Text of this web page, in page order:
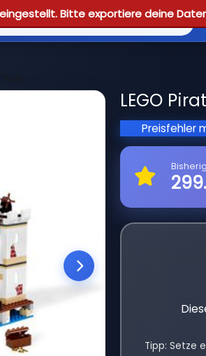
Bitte exportiere deine Daten
LEGO
Preisfehler
Tipp: Setze